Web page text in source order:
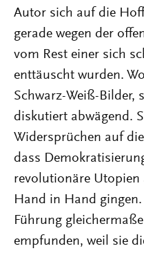
Autor sich auf die
gerade wegen der
vom Rest einer sich
enttäuscht wurden.
Schwarz-Weiß-Bilder,
diskutiert abwägend.
Widersprüchen auf
dass
revolutionäre Utopien
Hand in Hand
Führung
empfunden, weil sie